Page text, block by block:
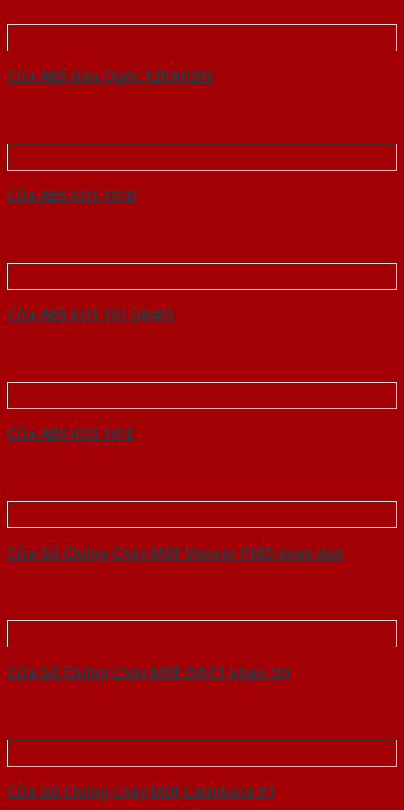
Cửa ABS Hàn Quốc 120 K0201
Cửa ABS KOS 101D
Cửa ABS KOS 101 U6405
Cửa ABS KOS 101E
Cửa Gỗ Chống Cháy MDF Veneer P1R5 xoan dao
Cửa Gỗ Chống Cháy MDF O4 C1 phao chi
Cửa Gỗ Chống Cháy MDF Laminate P1